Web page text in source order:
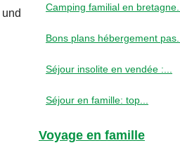
Camping familial en bretagne...
Bons plans hébergement pas...
Séjour insolite en vendée :...
Séjour en famille: top...
Voyage en famille